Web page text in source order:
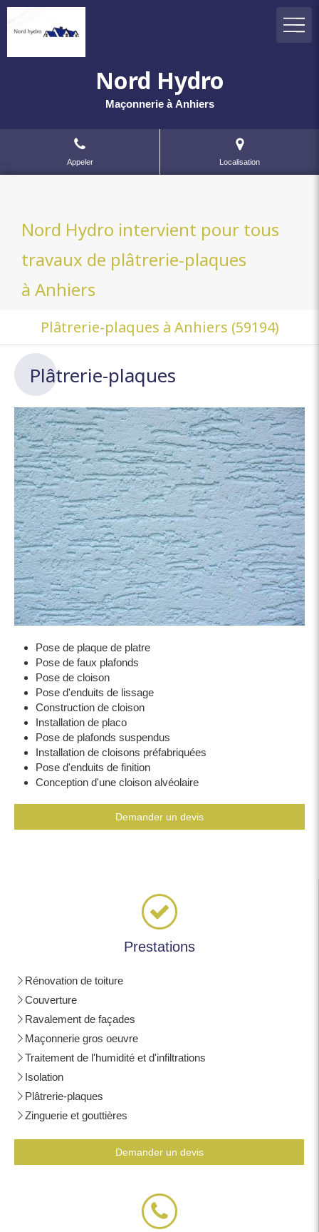
Nord Hydro
Maçonnerie à Anhiers
Appeler Localisation
Nord Hydro intervient pour tous
travaux de plâtrerie-plaques
à Anhiers
Plâtrerie-plaques à Anhiers (59194)
Plâtrerie-plaques
Pose de plaque de platre
Pose de faux plafonds
Pose de cloison
Pose d'enduits de lissage
Construction de cloison
Installation de placo
Pose de plafonds suspendus
Installation de cloisons préfabriquées
Pose d'enduits de finition
Conception d'une cloison alvéolaire
Demander un devis
Prestations
Rénovation de toiture
Couverture
Ravalement de façades
Maçonnerie gros oeuvre
Traitement de l'humidité et d'infiltrations
Isolation
Plâtrerie-plaques
Zinguerie et gouttières
Demander un devis